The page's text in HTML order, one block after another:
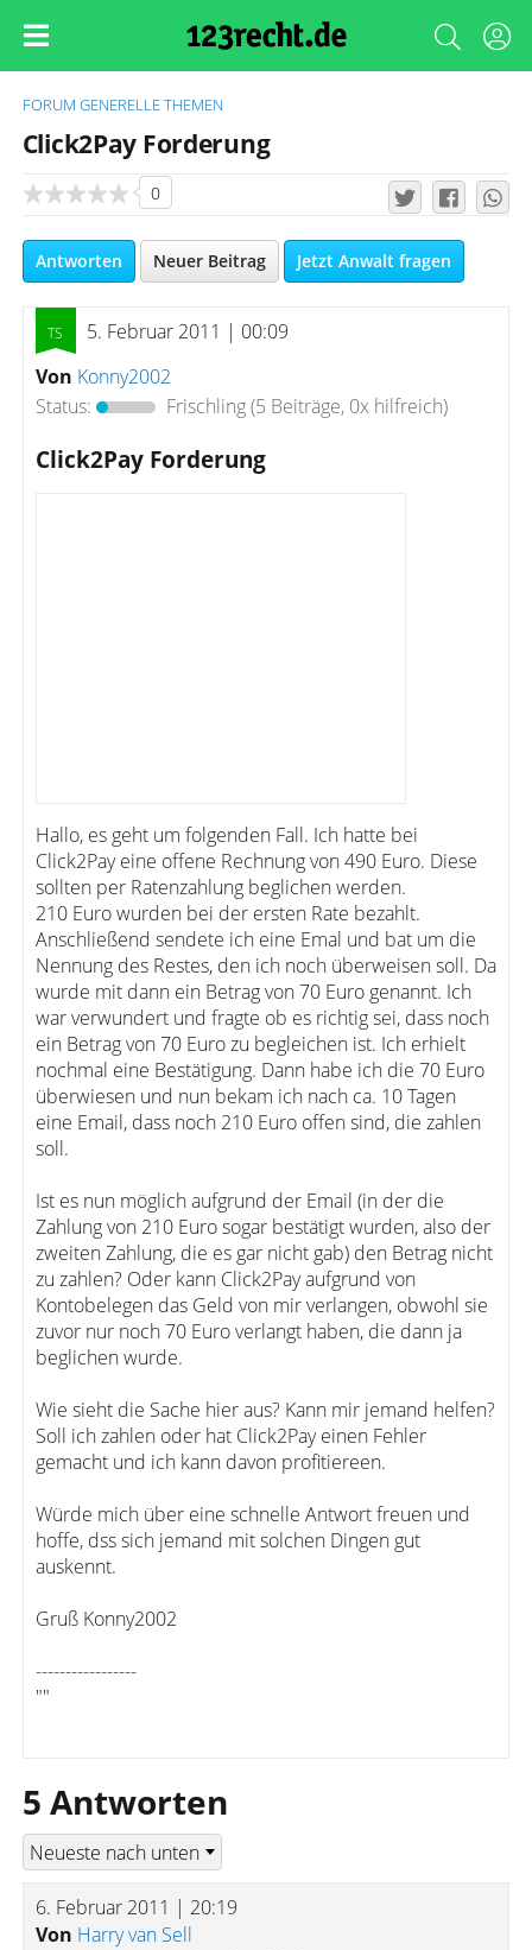
FORUM GENERELLE THEMEN
Click2Pay Forderung
0
Antworten Neuer Beitrag Jetzt Anwalt fragen
5. Februar 2011 | 00:09
Von Konny2002
Status:
Frischling(5 Beiträge, 0x hilfreich)
Click2Pay Forderung
Hallo, es geht um folgenden Fall. Ich hatte bei
Click2Pay eine offene Rechnung von 490 Euro. Diese
sollten per Ratenzahlung beglichen werden.
210 Euro wurden bei der ersten Rate bezahlt.
Anschließend sendete ich eine Emal und bat um die
Nennung des Restes, den ich noch überweisen soll. Da
wurde mit dann ein Betrag von 70 Euro genannt. Ich
war verwundert und fragte ob es richtig sei, dass noch
ein Betrag von 70 Euro zu begleichen ist. Ich erhielt
nochmal eine Bestätigung. Dann habe ich die 70 Euro
überwiesen und nun bekam ich nach ca. 10 Tagen
eine Email, dass noch 210 Euro offen sind, die zahlen
soll.
Ist es nun möglich aufgrund der Email (in der die
Zahlung von 210 Euro sogar bestätigt wurden, also der
zweiten Zahlung, die es gar nicht gab) den Betrag nicht
zu zahlen? Oder kann Click2Pay aufgrund von
Kontobelegen das Geld von mir verlangen, obwohl sie
zuvor nur noch 70 Euro verlangt haben, die dann ja
beglichen wurde.
Wie sieht die Sache hier aus? Kann mir jemand helfen?
Soll ich zahlen oder hat Click2Pay einen Fehler
gemacht und ich kann davon profitiereen.
Würde mich über eine schnelle Antwort freuen und
hoffe, dss sich jemand mit solchen Dingen gut
auskennt.
Gruß Konny2002
-----------------
""
5 Antworten
6. Februar 2011 | 20:19
Von Harry van Sell